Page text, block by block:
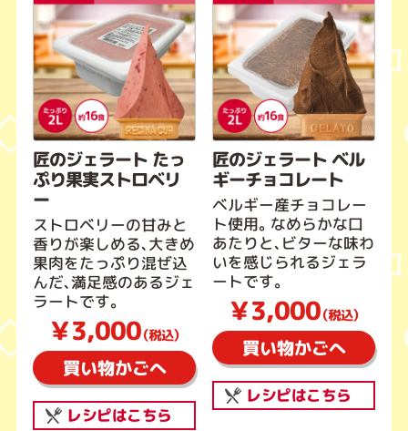
匠のジェラート たっ
ぷり果実ストロベリ
ー
ストロベリーの甘みと
香りが楽しめる、大きめ
果肉をたっぷり混ぜ込
んだ、満足感のあるジェ
ラートです。
￥3,000（税込）
買い物かごへ
レシピはこちら
匠のジェラート ベル
ギーチョコレート
ベルギー産チョコレー
ト使用。なめらかな口
あたりと、ビターな味わ
いを感じられるジェラ
ートです。
￥3,000（税込）
買い物かごへ
レシピはこちら